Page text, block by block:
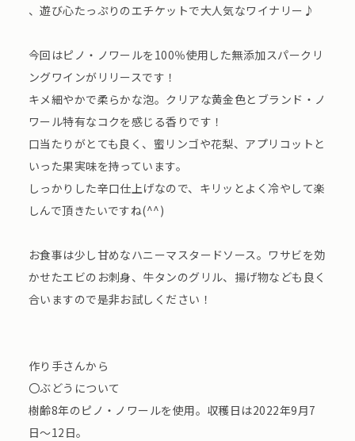
、遊び心たっぷりのエチケットで大人気なワイナリー♪
今回はピノ・ノワールを100％使用した無添加スパークリ
ングワインがリリースです！
キメ細やかで柔らかな泡。クリアな黄金色とブランド・ノ
ワール特有なコクを感じる香りです！
口当たりがとても良く、蜜リンゴや花梨、アプリコットと
いった果実味を持っています。
しっかりした辛口仕上げなので、キリッとよく冷やして楽
しんで頂きたいですね(^^)
お食事は少し甘めなハニーマスタードソース。ワサビを効
かせたエビのお刺身、牛タンのグリル、揚げ物なども良く
合いますので是非お試しください！
作り手さんから
〇ぶどうについて
樹齢8年のピノ・ノワールを使用。収穫日は2022年9月7
日～12日。